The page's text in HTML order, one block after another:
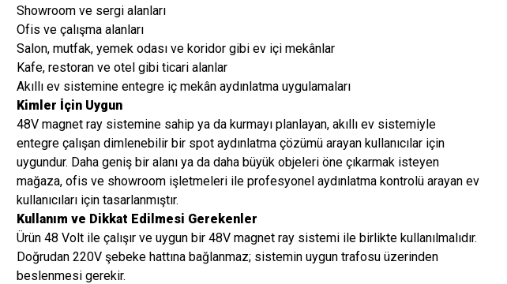
Showroom ve sergi alanları
Ofis ve çalışma alanları
Salon, mutfak, yemek odası ve koridor gibi ev içi mekânlar
Kafe, restoran ve otel gibi ticari alanlar
Akıllı ev sistemine entegre iç mekân aydınlatma uygulamaları
Kimler İçin Uygun
48V magnet ray sistemine sahip ya da kurmayı planlayan, akıllı ev sistemiyle
entegre çalışan dimlenebilir bir spot aydınlatma çözümü arayan kullanıcılar için
uygundur. Daha geniş bir alanı ya da daha büyük objeleri öne çıkarmak isteyen
mağaza, ofis ve showroom işletmeleri ile profesyonel aydınlatma kontrolü arayan ev
kullanıcıları için tasarlanmıştır.
Kullanım ve Dikkat Edilmesi Gerekenler
Ürün 48 Volt ile çalışır ve uygun bir 48V magnet ray sistemi ile birlikte kullanılmalıdır.
Doğrudan 220V şebeke hattına bağlanmaz; sistemin uygun trafosu üzerinden
beslenmesi gerekir.